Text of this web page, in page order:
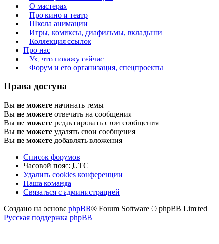
О мастерах
Про кино и театр
Школа анимации
Игры, комиксы, диафильмы, вкладыши
Коллекция ссылок
Про нас
Ух, что покажу сейчас
Форум и его организация, спецпроекты
Права доступа
Вы не можете начинать темы
Вы не можете отвечать на сообщения
Вы не можете редактировать свои сообщения
Вы не можете удалять свои сообщения
Вы не можете добавлять вложения
Список форумов
Часовой пояс: UTC
Удалить cookies конференции
Наша команда
Связаться с администрацией
Создано на основе phpBB® Forum Software © phpBB Limited
Русская поддержка phpBB